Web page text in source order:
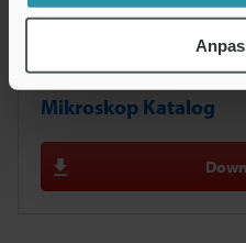
Modellreihe VK-
Mikroskop Katalog